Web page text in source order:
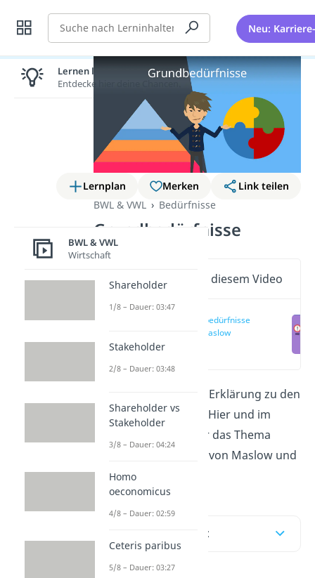
Suche Neu:
Lernplan Merken
Link teilen
BWL & VWL
Bedürfnisse
Grundbedürfnisse
Wichtige Inhalte in diesem Video
Grundbedürfnisse
nach Maslow
Du suchst nach einer Erklärung zu den
Grundbedürfnissen
? Hier und im
erklären wir dir das Thema
mithilfe der Theorien von Maslow und
Grawe.
Inhaltsübersicht
Lernen lohnt sich!
Entdecke hier deine Chancen.
BWL & VWL
Wirtschaft
Shareholder
1/8 – Dauer: 03:47
Stakeholder
2/8 – Dauer: 03:48
Shareholder vs
Stakeholder
3/8 – Dauer: 04:24
Homo
oeconomicus
4/8 – Dauer: 02:59
Ceteris paribus
5/8 – Dauer: 03:27